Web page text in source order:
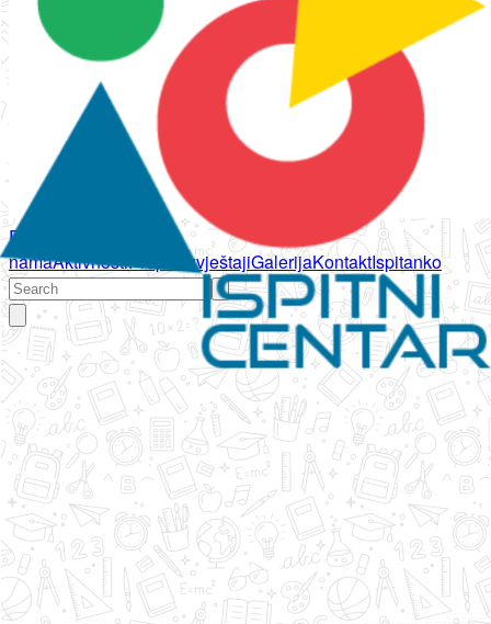
Početna
namaAktivnostiPropisi IzvještajiGalerijaKontaktIspitanko